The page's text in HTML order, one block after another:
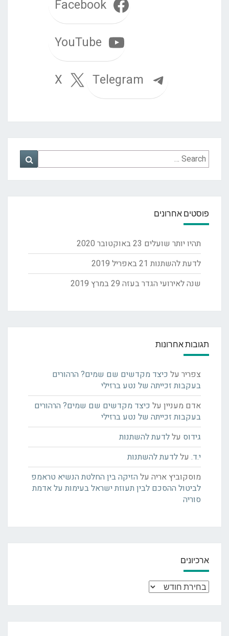
Facebook
YouTube
Telegram
X
Search
for:
Search
פוסטים אחרונים
תהיו יותר שועלים 23 באוקטובר 2020
לדעת להשתנות 21 באפריל 2019
שנה לאירועי הגדר בעזה 29 במרץ 2019
תגובות אחרונות
צפרירעל כיצד מקדשים שם שמים? הרהורים
בעקבות זכייתה של נטע ברזילי
אדם מענייןעל כיצד מקדשים שם שמים? הרהורים
בעקבות זכייתה של נטע ברזילי
גידוס עללדעת להשתנות
י.ד.עללדעת להשתנות
מוסקוביץ אריהעל הזיקה בין החלטת הנשיא טראמפ
לביטול ההסכם לבין תעוזת ישראל בעימות על אדמת
סוריה
ארכיונים
ארכיונים